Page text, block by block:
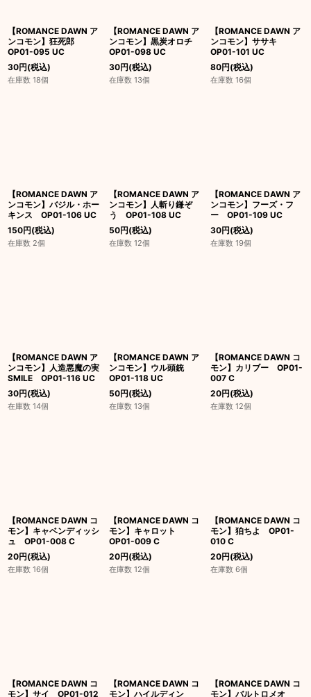
【ROMANCE DAWN ア
ンコモン】狂死郎
OP01-095 UC
30円(税込)
在庫数 18個
【ROMANCE DAWN ア
ンコモン】黒炭オロチ
OP01-098 UC
30円(税込)
在庫数 13個
【ROMANCE DAWN ア
ンコモン】ササキ
OP01-101 UC
80円(税込)
在庫数 16個
【ROMANCE DAWN ア
ンコモン】バジル・ホー
キンス OP01-106 UC
150円(税込)
在庫数 2個
【ROMANCE DAWN ア
ンコモン】人斬り鎌ぞ
う OP01-108 UC
50円(税込)
在庫数 12個
【ROMANCE DAWN ア
ンコモン】フーズ・フ
ー OP01-109 UC
30円(税込)
在庫数 19個
【ROMANCE DAWN ア
ンコモン】人造悪魔の実
SMILE OP01-116 UC
30円(税込)
在庫数 14個
【ROMANCE DAWN ア
ンコモン】ウル頭銃
OP01-118 UC
50円(税込)
在庫数 13個
【ROMANCE DAWN コ
モン】カリブー OP01-
007 C
20円(税込)
在庫数 12個
【ROMANCE DAWN コ
モン】キャベンディッシ
ュ OP01-008 C
20円(税込)
在庫数 16個
【ROMANCE DAWN コ
モン】キャロット
OP01-009 C
20円(税込)
在庫数 12個
【ROMANCE DAWN コ
モン】狛ちよ OP01-
010 C
20円(税込)
在庫数 6個
【ROMANCE DAWN コ
モン】サイ OP01-012
【ROMANCE DAWN コ
モン】ハイルディン
【ROMANCE DAWN コ
モン】バルトロメオ